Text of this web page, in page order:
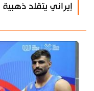
إيراني يتقلد